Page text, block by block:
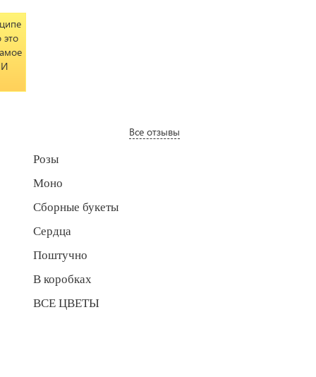
это
И
Все отзывы
Розы
Моно
Сборные букеты
Сердца
Поштучно
В коробках
ВСЕ ЦВЕТЫ